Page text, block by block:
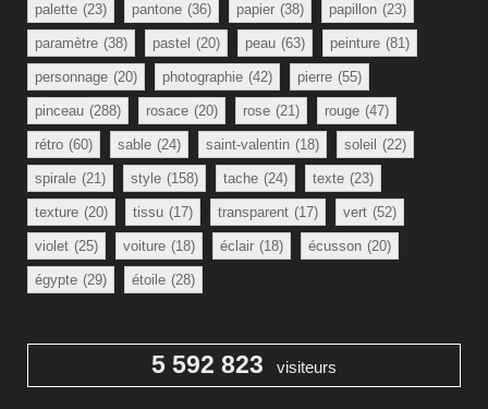
palette (23) pantone (36) papier (38) papillon (23)
paramètre (38) pastel (20) peau (63) peinture (81)
personnage (20) photographie (42) pierre (55)
pinceau (288) rosace (20) rose (21) rouge (47)
rétro (60) sable (24) saint-valentin (18) soleil (22)
spirale (21) style (158) tache (24) texte (23)
texture (20) tissu (17) transparent (17) vert (52)
violet (25) voiture (18) éclair (18) écusson (20)
égypte (29) étoile (28)
5 592 823 visiteurs